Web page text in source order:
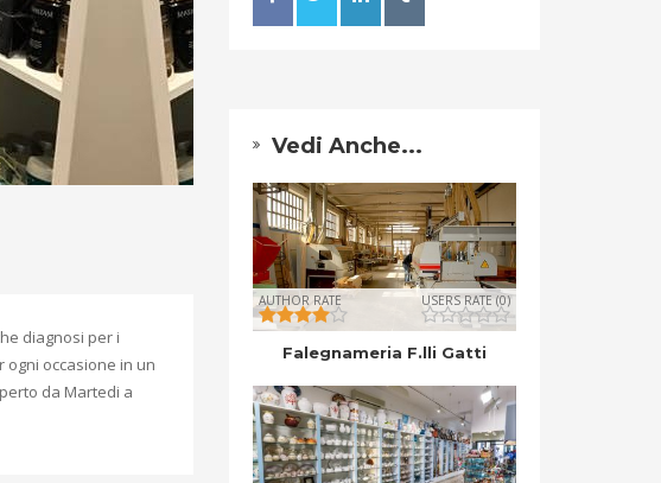
diagnosi per i
occasione in un
da Martedi a
Vedi Anche...
AUTHOR RATE USERS RATE (0)
Falegnameria F.lli Gatti